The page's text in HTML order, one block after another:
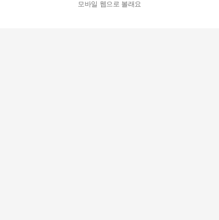
모바일 웹으로 볼래요